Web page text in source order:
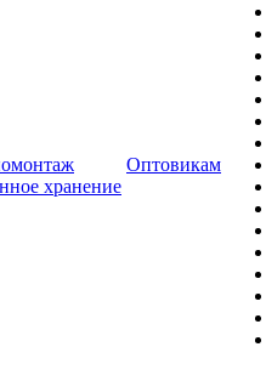
хранение
Оптовикам